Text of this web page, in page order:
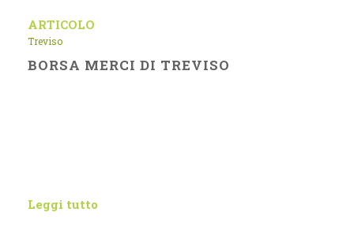
ARTICOLO
Treviso
BORSA MERCI DI TREVISO
Leggi tutto